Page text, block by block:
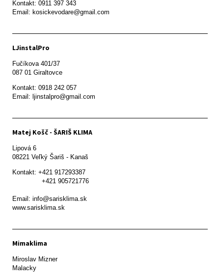
Kontakt: 0911 397 343
Email: kosickevodare@gmail.com
LJinstalPro
Fučíkova 401/37
087 01 Giraltovce
Kontakt: 0918 242 057
Email: ljinstalpro@gmail.com
Matej Košč - ŠARIŠ KLIMA
Lipová 6
08221 Veľký Šariš - Kanaš
Kontakt: +421 917293387
Email: info@sarisklima.sk
www.sarisklima.sk
Mimaklima
Miroslav Mizner
Malacky